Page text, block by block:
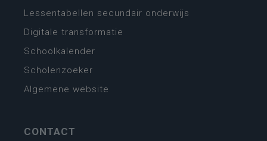
Lessentabellen secundair onderwijs
Digitale transformatie
Schoolkalender
Scholenzoeker
Algemene website
CONTACT